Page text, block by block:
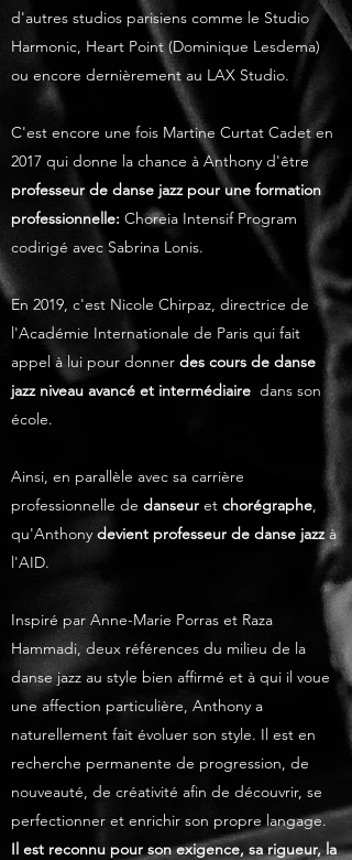
d'autres studios parisiens comme le Studio
Harmonic, Heart Point (Dominique Lesdema)
ou encore dernièrement au LAX Studio.
C'est encore une fois Martine Curtat Cadet en
2017 qui donne la chance à Anthony d'être
professeur de danse jazz pour une formation
professionnelle: Choreia Intensif Program
codirigé avec Sabrina Lonis.
En 2019, c'est Nicole Chirpaz, directrice de
l'Académie Internationale de Paris qui fait
appel à lui pour donner des cours de danse
jazz niveau avancé et intermédiaire dans son
école.
Ainsi, en parallèle avec sa carrière
professionnelle de danseur et chorégraphe,
qu'Anthony devient professeur de danse jazzà
l'AID.
Inspiré par Anne-Marie Porras et Raza
Hammadi, deux références du milieu de la
danse jazz au style bien affirmé et à qui il voue
une affection particulière, Anthony a
naturellement fait évoluer son style. Il est en
recherche permanente de progression, de
nouveauté, de créativité afin de découvrir, se
perfectionner et enrichir son propre langage.
Il est reconnu pour son exigence, sa rigueur, la